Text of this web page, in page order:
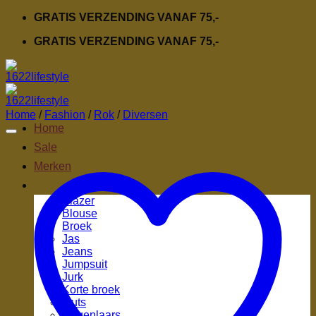
inhoud
GRATIS VERZENDING VANAF 75,-
GRATIS VERZENDING VANAF 75,-
Home
Sale
Merken
Fashion
Blazer
Blouse
Broek
Jas
Jeans
Jumpsuit
Jurk
Korte broek
Muts
Home / Fashion / Rok / Diversen